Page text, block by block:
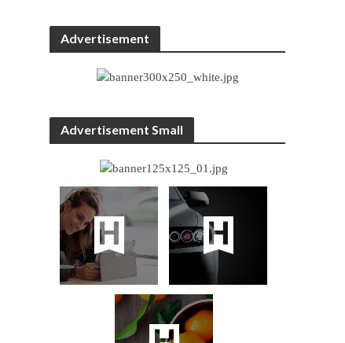
Advertisement
Advertisement Small